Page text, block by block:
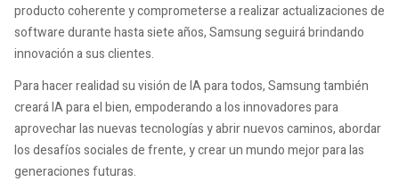
producto coherente y comprometerse a realizar actualizaciones de
software durante hasta siete años, Samsung seguirá brindando
innovación a sus clientes.
Para hacer realidad su visión de IA para todos, Samsung también
creará IA para el bien, empoderando a los innovadores para
aprovechar las nuevas tecnologías y abrir nuevos caminos, abordar
los desafíos sociales de frente, y crear un mundo mejor para las
generaciones futuras.